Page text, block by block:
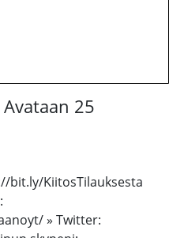
Avataan 25
bit.ly/KiitosTilauksesta
» Twitter: